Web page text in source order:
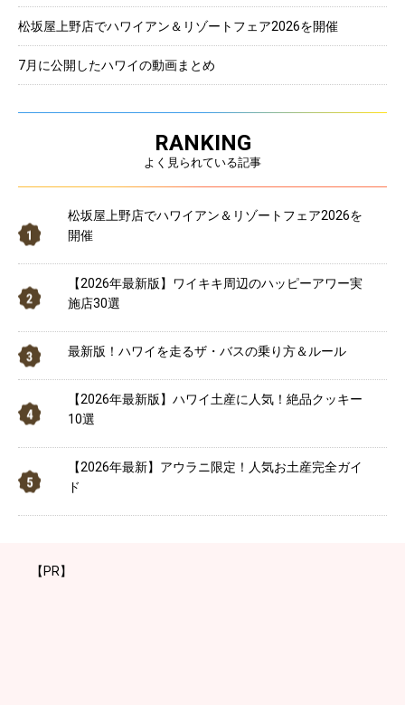
松坂屋上野店でハワイアン＆リゾートフェア2026を開催
7月に公開したハワイの動画まとめ
RANKING
よく見られている記事
松坂屋上野店でハワイアン＆リゾートフェア2026を
開催
【2026年最新版】ワイキキ周辺のハッピーアワー実
施店30選
最新版！ハワイを走るザ・バスの乗り方＆ルール
【2026年最新版】ハワイ土産に人気！絶品クッキー
10選
【2026年最新】アウラニ限定！人気お土産完全ガイ
ド
【PR】